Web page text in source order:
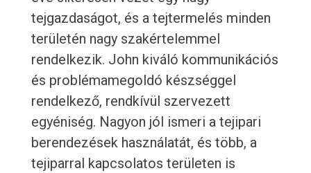
tejgazdaságot, és a tejtermelés minden
területén nagy szakértelemmel
rendelkezik. John kiváló kommunikációs
és problémamegoldó készséggel
rendelkező, rendkívül szervezett
egyéniség. Nagyon jól ismeri a tejipari
berendezések használatát, és több, a
tejiparral kapcsolatos területen is